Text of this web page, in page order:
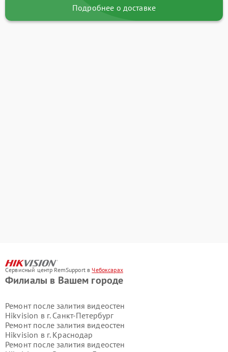
Подробнее о доставке
Сервисный центр RemSupport в Чебоксарах
Филиалы в Вашем городе
Ремонт после залития видеостен
Hikvision в г. Санкт-Петербург
Ремонт после залития видеостен
Hikvision в г. Краснодар
Ремонт после залития видеостен